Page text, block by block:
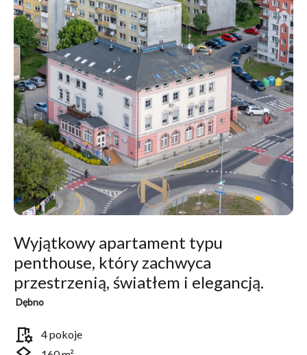
Wyjątkowy apartament typu
penthouse, który zachwyca
przestrzenią, światłem i elegancją.
Dębno
room_preferences 4 pokoje